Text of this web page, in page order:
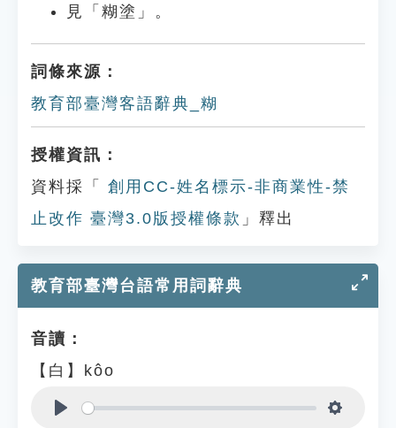
見「糊塗」。
詞條來源：
教育部臺灣客語辭典_糊
授權資訊：
資料採「
創用CC-姓名標示-非商業性-禁
止改作 臺灣3.0版授權條款 」釋出
教育部臺灣台語常用詞辭典
音讀：
【白】kôo